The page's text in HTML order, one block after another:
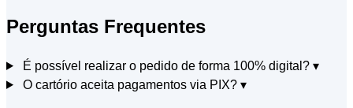
Perguntas Frequentes
É possível realizar o pedido de forma 100% digital? ▾
O cartório aceita pagamentos via PIX? ▾